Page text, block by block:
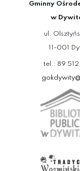
Gminny
w
ul.
11-001
tel.: 89 512